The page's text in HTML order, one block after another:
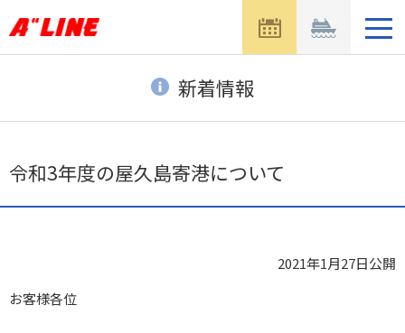
ュ
開
新着情報
令和3年度の屋久島寄港について
2021年1月27日公開
お客様各位